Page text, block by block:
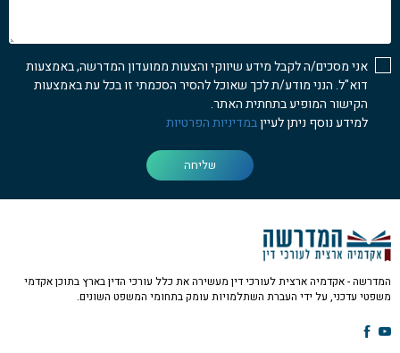
אני מסכים/ה לקבל מידע שיווקי והצעות ממועדון המדרשה, באמצעות
דוא"ל. הנני מודע/ת לכך שאוכל להסיר הסכמתי זו בכל עת באמצעות
הקישור המופיע בתחתית האתר.
למידע נוסף ניתן לעייןבמדיניות הפרטיות
שליחה
המדרשה - אקדמיה ארצית לעורכי דין מעשירה את כלל עורכי הדין בארץ בתוכן אקדמי
משפטי עדכני, על ידי העברת השתלמויות עומק בתחומי המשפט השונים.